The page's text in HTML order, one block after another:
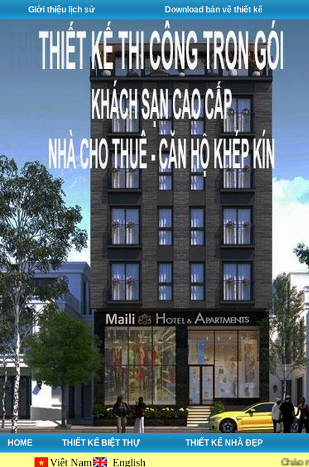
Giới thiệu lịch sử Download bản vẽ thiết kế
HOME THIẾT KẾ BIỆT THỰ THIẾT KẾ NHÀ ĐẸP
Việt Nam English Chào mừng bạn